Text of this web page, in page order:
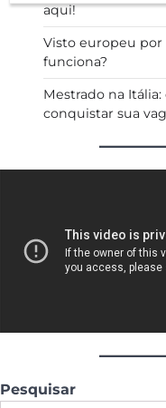
aqui!
Visto europeu por
funciona?
Mestrado na
conquistar sua
Pesquisar